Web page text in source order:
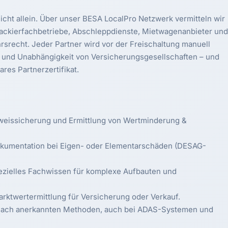
allein. Über unser BESA LocalPro Netzwerk vermitteln wir
Abschleppdienste, Mietwagenanbieter und
Jeder Partner wird vor der Freischaltung manuell
Unabhängigkeit von Versicherungsgesellschaften – und
Partnerzertifikat.
und Ermittlung von Wertminderung &
bei Eigen- oder Elementarschäden (DESAG-
Fachwissen für komplexe Aufbauten und
für Versicherung oder Verkauf.
anerkannten Methoden, auch bei ADAS-Systemen und